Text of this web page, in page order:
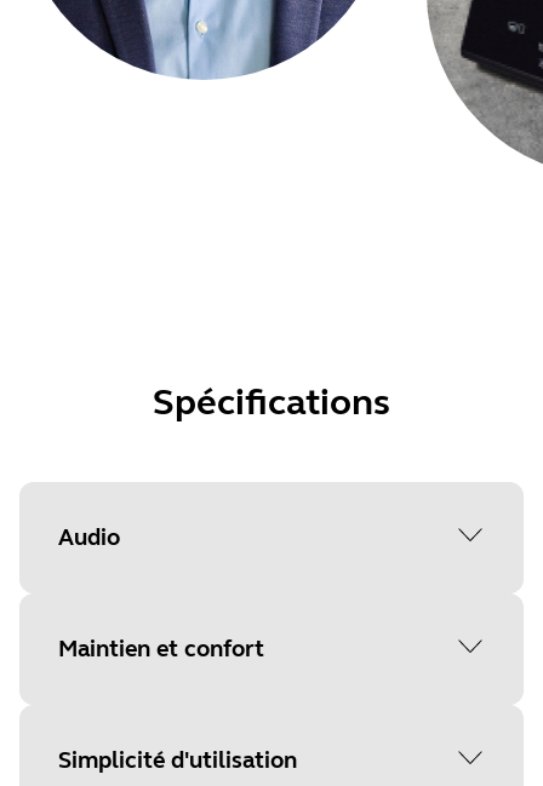
Spécifications
Audio
Plage de fréquences des haut-
Maintien et confort
Format
Simplicité d'utilisation